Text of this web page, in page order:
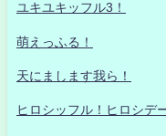
ユキユキッフル3！
萌えっふる！
天にまします我ら！
ヒロシッフル！ヒロシデ